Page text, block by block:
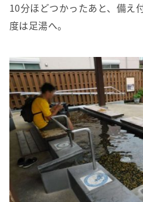
10分ほどつかったあと、備え
度は足湯へ。